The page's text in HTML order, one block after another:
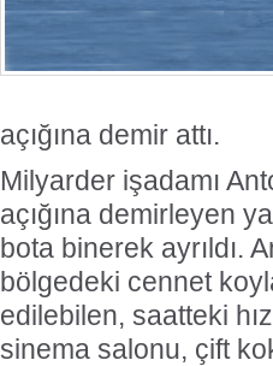
açığına demir attı.
Milyarder işadamı
açığına demirleyen
bota binerek ayrıldı.
bölgedeki cennet
edilebilen, saatteki
sinema salonu, çift